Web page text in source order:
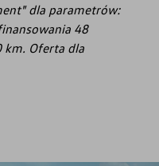
dla parametrów:
48
km. Oferta dla